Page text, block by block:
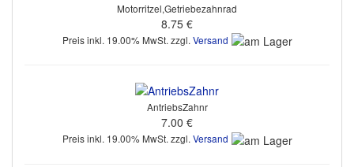
Motorritzel,Getriebezahnrad
8.75 €
Preis inkl. 19.00% MwSt. zzgl. Versand
AntriebsZahnr
7.00 €
Preis inkl. 19.00% MwSt. zzgl. Versand